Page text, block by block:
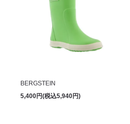
BERGSTEIN
5,400円(税込5,940円)